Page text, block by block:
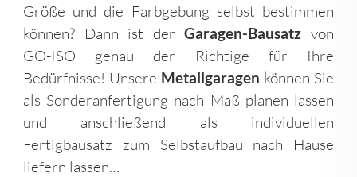
Größe und die Farbgebung selbst bestimmen
können? Dann ist derGaragen-Bausatz von
GO-ISO genau der Richtige für Ihre
Bedürfnisse! Unsere Metallgaragen können Sie
als Sonderanfertigung nach Maß planen lassen
und anschließend als individuellen
Fertigbausatz zum Selbstaufbau nach Hause
liefern lassen…